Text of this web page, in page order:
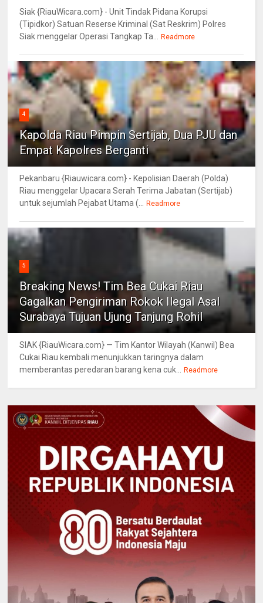
Siak {RiauWicara.com} - Unit Tindak Pidana Korupsi
(Tipidkor) Satuan Reserse Kriminal (Sat Reskrim) Polres
Siak menggelar Operasi Tangkap Ta... Readmore
4
Kapolda Riau Pimpin Sertijab, Dua PJU dan
Empat Kapolres Berganti
Pekanbaru {Riauwicara.com} - Kepolisian Daerah (Polda)
Riau menggelar Upacara Serah Terima Jabatan (Sertijab)
untuk sejumlah Pejabat Utama (... Readmore
5
Breaking News! Tim Bea Cukai Riau
Gagalkan Pengiriman Rokok Ilegal Asal
Surabaya Tujuan Ujung Tanjung Rohil
SIAK {RiauWicara.com} — Tim Kantor Wilayah (Kanwil) Bea
Cukai Riau kembali menunjukkan taringnya dalam
memberantas peredaran barang kena cuk... Readmore